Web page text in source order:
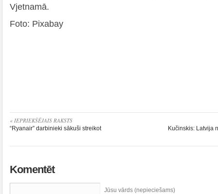
Vjetnamā.
Foto: Pixabay
« IEPRIEKŠĒJAIS RAKSTS
“Ryanair” darbinieki sākuši streikot Kučinskis: Latvija
Komentēt
Jūsu vārds (nepieciešams)